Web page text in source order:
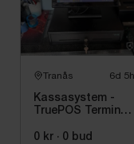
Tranås 6d 5h
Kassasystem -
TruePOS Terminal
kortläsare PAX
0 kr · 0 bud